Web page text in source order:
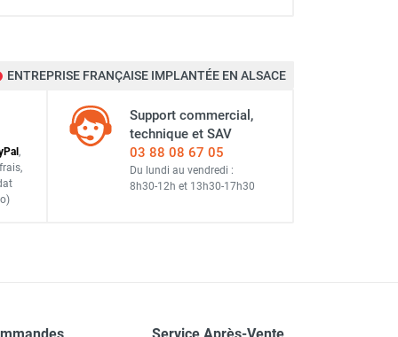
ENTREPRISE FRANÇAISE IMPLANTÉE EN ALSACE
Pal ,
,
Support commercial,
technique et SAV
03 88 08 67 05
Du lundi au vendredi :
8h30-12h et 13h30-17h30